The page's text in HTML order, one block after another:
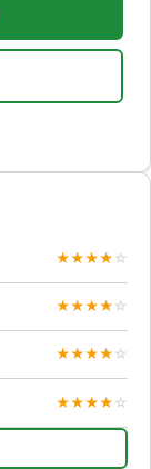
★★★★ ☆
★★★★ ☆
★★★★ ☆
★★★★ ☆